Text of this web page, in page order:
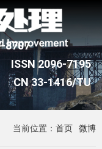
当前位置： 首页 微博